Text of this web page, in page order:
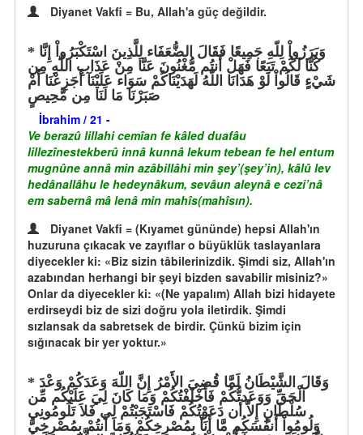
Diyanet Vakfi = Bu, Allah'a güç değildir.
كُنَّا لَكُمْ تَبَعًا فَهَلْ أَنتُم مُّغْنُونَ عَنَّا مِنْ عَذَابِ اللّهِ مِن
شَيْءٍ قَالُواْ لَوْ هَدَانَا اللّهُ لَهَدَيْنَاكُمْ سَوَاء عَلَيْنَآ أَجَزِعْنَا أَمْ
صَبَرْنَا مَا لَنَا مِن مَّحِيصٍ
İbrahim / 21 -
Ve berazû lillahi cemîan fe kâled duafâu
lillezînestekberû innâ kunnâ lekum tebean fe hel entum
mugnûne annâ min azâbillâhi min şey’(şey’in), kâlû lev
hedânallâhu le hedeynâkum, sevâun aleynâ e cezi’nâ
em sabernâ mâ lenâ min mahîs(mahîsın).
Diyanet Vakfi = (Kıyamet gününde) hepsi Allah'ın
huzuruna çıkacak ve zayıflar o büyüklük taslayanlara
diyecekler ki: «Biz sizin tâbilerinizdik. Şimdi siz, Allah'ın
azabından herhangi bir şeyi bizden savabilir misiniz?»
Onlar da diyecekler ki: «(Ne yapalım) Allah bizi hidayete
erdirseydi biz de sizi doğru yola iletirdik. Şimdi
sızlansak da sabretsek de birdir. Çünkü bizim için
sığınacak bir yer yoktur.»
الْحَقِّ وَوَعَدتُّكُمْ فَأَخْلَفْتُكُمْ وَمَا كَانَ لِيَ عَلَيْكُم مِّن
سُلْطَانٍ إِلاَّ أَن دَعَوْتُكُمْ فَاسْتَجَبْتُمْ لِي فَلاَ تَلُومُونِي
وَلُومُواْ أَنفُسَكُم مَّا أَنَاْ بِمُصْرِخِكُمْ وَمَا أَنتُمْ بِمُصْرِخِيَّ